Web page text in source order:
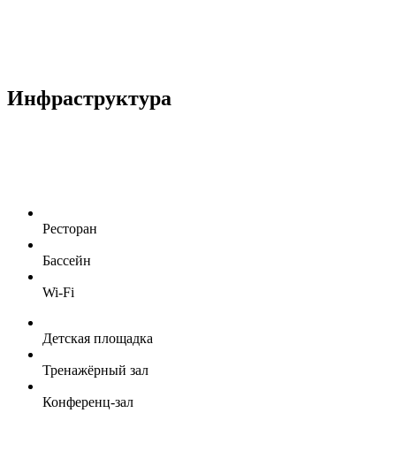
Инфраструктура
Ресторан
Бассейн
Wi-Fi
Детская площадка
Тренажёрный зал
Конференц-зал